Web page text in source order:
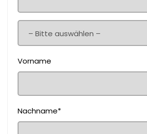
Vorname
Nachname*